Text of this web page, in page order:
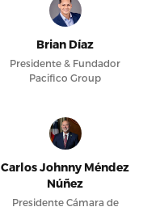
Brian Díaz
Presidente & Fundador
Pacifico Group
Carlos Johnny Méndez
Núñez
Presidente Cámara de